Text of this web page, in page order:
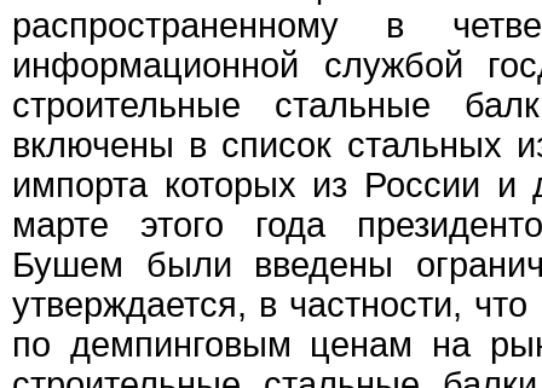
распространенному в
информационной службой
строительные стальные
включены в список стальных
импорта которых из России и
марте этого года
Бушем были введены
утверждается, в частности,
по демпинговым ценам на